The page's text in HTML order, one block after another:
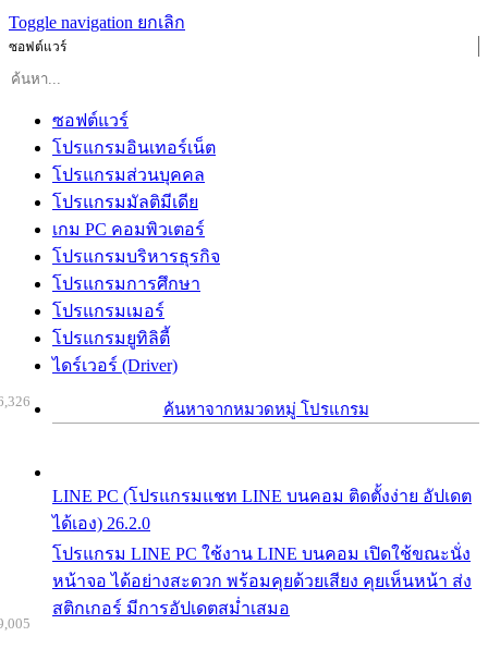
Toggle navigation ยกเลิก
ซอฟต์แวร์
ซอฟต์แวร์
โปรแกรมอินเทอร์เน็ต
โปรแกรมส่วนบุคคล
โปรแกรมมัลติมีเดีย
เกม PC คอมพิวเตอร์
โปรแกรมบริหารธุรกิจ
โปรแกรมการศึกษา
โปรแกรมเมอร์
โปรแกรมยูทิลิตี้
ไดร์เวอร์ (Driver)
ค้นหาจากหมวดหมู่ โปรแกรม
LINE PC (โปรแกรมแชท LINE บนคอม ติดตั้งง่าย อัปเดต
ได้เอง) 26.2.0
โปรแกรม LINE PC ใช้งาน LINE บนคอม เปิดใช้ขณะนั่ง
หน้าจอ ได้อย่างสะดวก พร้อมคุยด้วยเสียง คุยเห็นหน้า ส่ง
สติกเกอร์ มีการอัปเดตสม่ำเสมอ